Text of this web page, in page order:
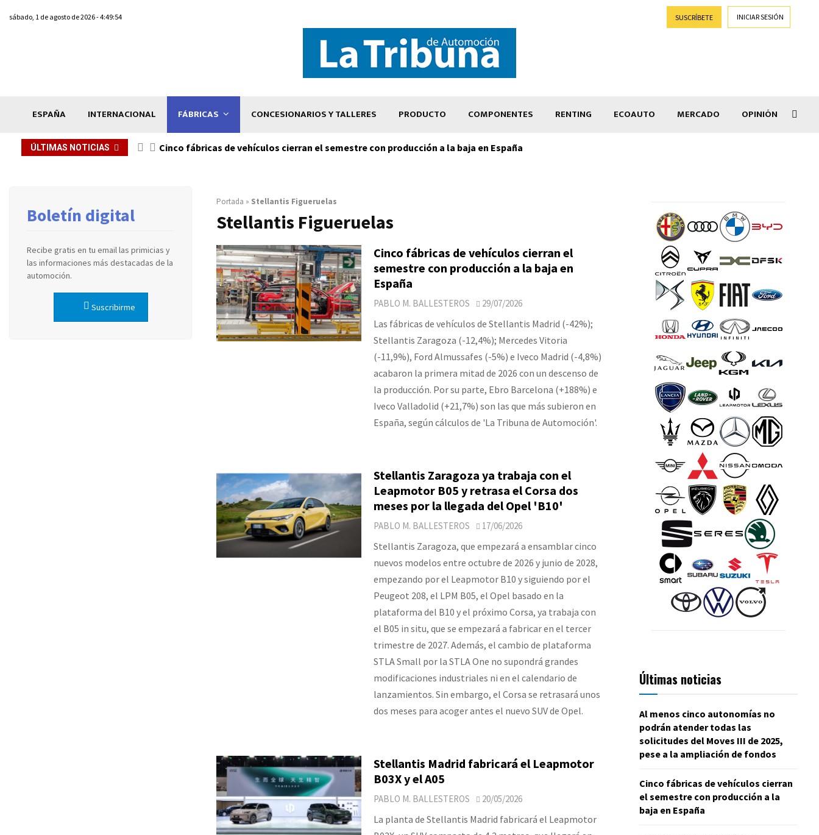
sábado, 1 de agosto de 2026 - 4:49:54 SUSCRÍBETE INICIAR SESIÓN
ESPAÑA INTERNACIONAL FÁBRICAS CONCESIONARIOS Y TALLERES PRODUCTO COMPONENTES RENTING ECOAUTO MERCADO OPINIÓN
ÚLTIMAS NOTICIAS Cinco fábricas de vehículos cierran el semestre con producción a la baja en España
Portada » Stellantis Figueruelas
Stellantis Figueruelas
Cinco fábricas de vehículos cierran el
semestre con producción a la baja en
España
PABLO M. BALLESTEROS 29/07/2026
Las fábricas de vehículos de Stellantis Madrid (-42%);
Stellantis Zaragoza (-12,4%); Mercedes Vitoria
(-11,9%), Ford Almussafes (-5%) e Iveco Madrid (-4,8%)
acabaron la primera mitad de 2026 con un descenso de
la producción. Por su parte, Ebro Barcelona (+188%) e
Iveco Valladolid (+21,7%) son las que más subieron en
España, según cálculos de 'La Tribuna de Automoción'.
Stellantis Zaragoza ya trabaja con el
Leapmotor B05 y retrasa el Corsa dos
meses por la llegada del Opel 'B10'
PABLO M. BALLESTEROS 17/06/2026
Stellantis Zaragoza, que empezará a ensamblar cinco
nuevos modelos entre octubre de 2026 y junio de 2028,
empezando por el Leapmotor B10 y siguiendo por el
Peugeot 208, el LPM B05, el Opel basado en la
plataforma del B10 y el próximo Corsa, ya trabaja con
el B05 in situ, que se empezará a fabricar en el tercer
trimestre de 2027. Además, el cambio de plataforma
STLA Small por la STLA One no supondrá grandes
modificaciones industriales ni en el calendario de
lanzamientos. Sin embargo, el Corsa se retrasará unos
dos meses para acoger antes el nuevo SUV de Opel.
Stellantis Madrid fabricará el Leapmotor
B03X y el A05
PABLO M. BALLESTEROS 20/05/2026
La planta de Stellantis Madrid fabricará el Leapmotor
Boletín digital
Recibe gratis en tu email las primicias y
las informaciones más destacadas de la
automoción.
Suscribirme
Últimas noticias
Al menos cinco autonomías no
podrán atender todas las
solicitudes del Moves III de 2025,
pese a la ampliación de fondos
Cinco fábricas de vehículos cierran
el semestre con producción a la
baja en España